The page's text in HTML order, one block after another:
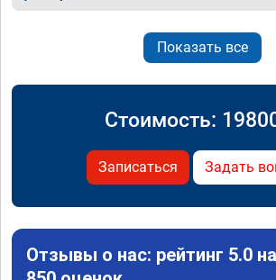
Показать все
Стоимость:
Записаться Задать
Отзывы о нас: рейтинг 5.0